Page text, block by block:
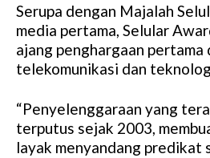
Serupa dengan Majalah
media pertama, Selular
ajang penghargaan
telekomunikasi dan
“Penyelenggaraan yang
terputus sejak 2003,
layak menyandang predikat